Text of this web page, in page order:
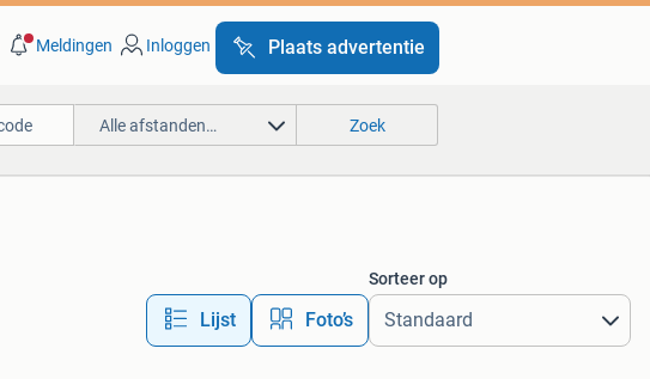
Meldingen Inloggen Plaats advertentie
Alle afstanden… Zoek
Lijst Foto’s
Sorteer op